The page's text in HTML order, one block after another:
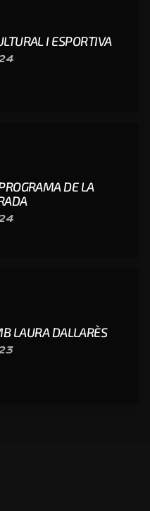
I ESPORTIVA
DE LA
LAURA DALLARÈS